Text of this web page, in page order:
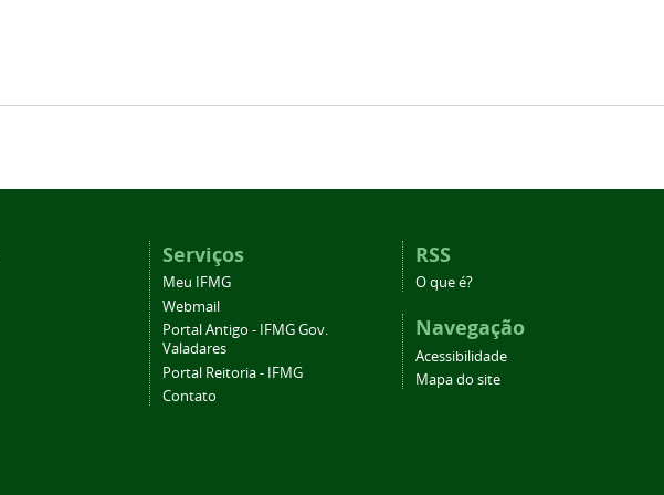
Serviços
Meu IFMG
Webmail
Portal Antigo - IFMG Gov.
Valadares
Portal Reitoria - IFMG
Contato
RSS
O que é?
Navegação
Acessibilidade
Mapa do site